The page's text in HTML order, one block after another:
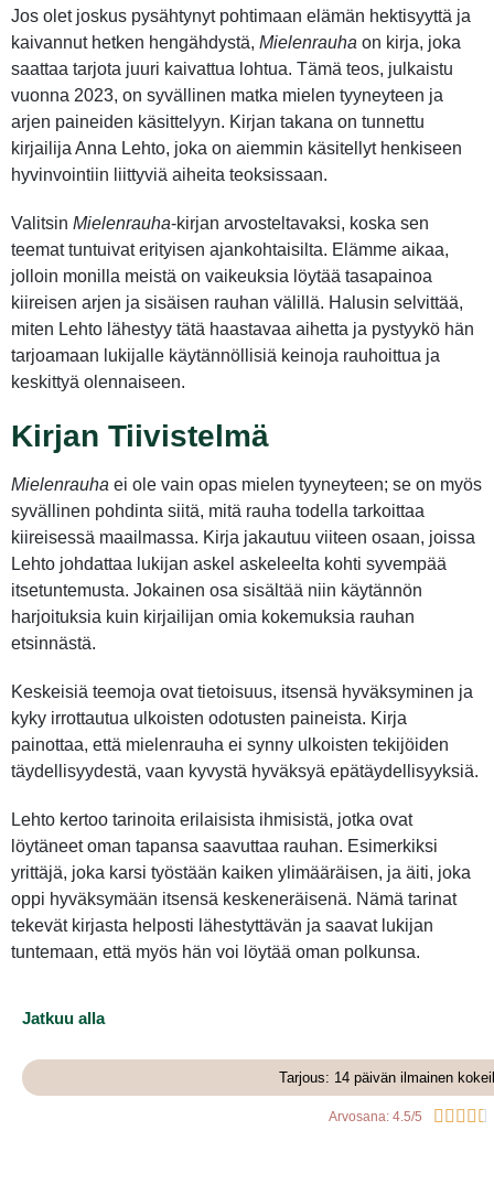
Jos olet joskus pysähtynyt pohtimaan elämän hektisyyttä ja
kaivannut hetken hengähdystä, Mielenrauha on kirja, joka
saattaa tarjota juuri kaivattua lohtua. Tämä teos, julkaistu
vuonna 2023, on syvällinen matka mielen tyyneyteen ja
arjen paineiden käsittelyyn. Kirjan takana on tunnettu
kirjailija Anna Lehto, joka on aiemmin käsitellyt henkiseen
hyvinvointiin liittyviä aiheita teoksissaan.
Valitsin Mielenrauha-kirjan arvosteltavaksi, koska sen
teemat tuntuivat erityisen ajankohtaisilta. Elämme aikaa,
jolloin monilla meistä on vaikeuksia löytää tasapainoa
kiireisen arjen ja sisäisen rauhan välillä. Halusin selvittää,
miten Lehto lähestyy tätä haastavaa aihetta ja pystyykö hän
tarjoamaan lukijalle käytännöllisiä keinoja rauhoittua ja
keskittyä olennaiseen.
Kirjan Tiivistelmä
Mielenrauha ei ole vain opas mielen tyyneyteen; se on myös
syvällinen pohdinta siitä, mitä rauha todella tarkoittaa
kiireisessä maailmassa. Kirja jakautuu viiteen osaan, joissa
Lehto johdattaa lukijan askel askeleelta kohti syvempää
itsetuntemusta. Jokainen osa sisältää niin käytännön
harjoituksia kuin kirjailijan omia kokemuksia rauhan
etsinnästä.
Keskeisiä teemoja ovat tietoisuus, itsensä hyväksyminen ja
kyky irrottautua ulkoisten odotusten paineista. Kirja
painottaa, että mielenrauha ei synny ulkoisten tekijöiden
täydellisyydestä, vaan kyvystä hyväksyä epätäydellisyyksiä.
Lehto kertoo tarinoita erilaisista ihmisistä, jotka ovat
löytäneet oman tapansa saavuttaa rauhan. Esimerkiksi
yrittäjä, joka karsi työstään kaiken ylimääräisen, ja äiti, joka
oppi hyväksymään itsensä keskeneräisenä. Nämä tarinat
tekevät kirjasta helposti lähestyttävän ja saavat lukijan
tuntemaan, että myös hän voi löytää oman polkunsa.
Jatkuu alla
Tarjous: 14 päivän ilmainen
Arvosana: 4.5/5     